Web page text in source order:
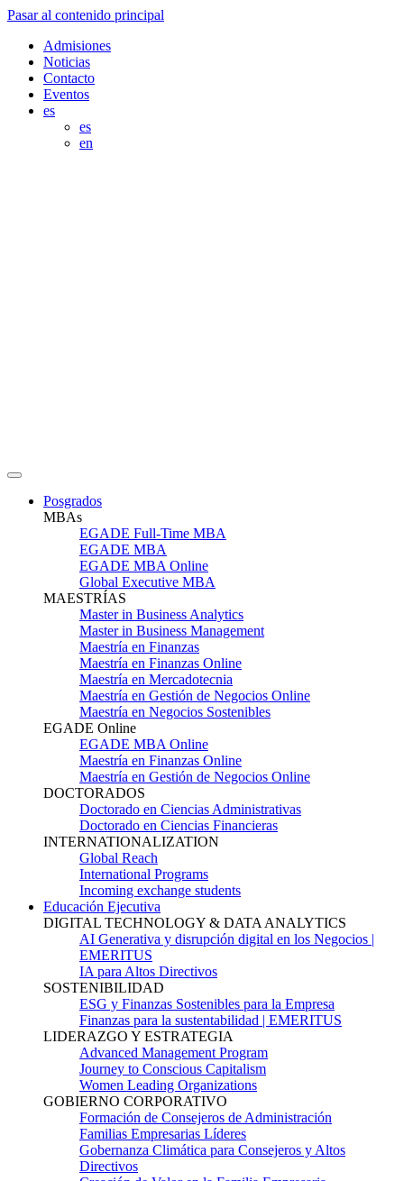
Pasar al contenido principal
Admisiones
Noticias
Contacto
Eventos
es
es
en
Posgrados
MBAs
EGADE Full-Time MBA
EGADE MBA
EGADE MBA Online
Global Executive MBA
MAESTRÍAS
Master in Business Analytics
Master in Business Management
Maestría en Finanzas
Maestría en Finanzas Online
Maestría en Mercadotecnia
Maestría en Gestión de Negocios Online
Maestría en Negocios Sostenibles
EGADE Online
EGADE MBA Online
Maestría en Finanzas Online
Maestría en Gestión de Negocios Online
DOCTORADOS
Doctorado en Ciencias Administrativas
Doctorado en Ciencias Financieras
INTERNATIONALIZATION
Global Reach
International Programs
Incoming exchange students
Educación Ejecutiva
DIGITAL TECHNOLOGY & DATA ANALYTICS
AI Generativa y disrupción digital en los Negocios |
EMERITUS
IA para Altos Directivos
SOSTENIBILIDAD
ESG y Finanzas Sostenibles para la Empresa
Finanzas para la sustentabilidad | EMERITUS
LIDERAZGO Y ESTRATEGIA
Advanced Management Program
Journey to Conscious Capitalism
Women Leading Organizations
GOBIERNO CORPORATIVO
Formación de Consejeros de Administración
Familias Empresarias Líderes
Gobernanza Climática para Consejeros y Altos
Directivos